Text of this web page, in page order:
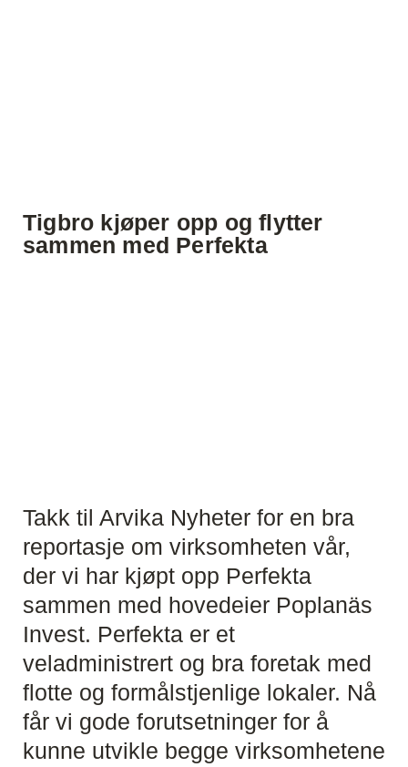
Tigbro kjøper opp og flytter
sammen med Perfekta
Takk til Arvika Nyheter for en bra
reportasje om virksomheten vår,
der vi har kjøpt opp Perfekta
sammen med hovedeier Poplanäs
Invest. Perfekta er et
veladministrert og bra foretak med
flotte og formålstjenlige lokaler. Nå
får vi gode forutsetninger for å
kunne utvikle begge virksomhetene